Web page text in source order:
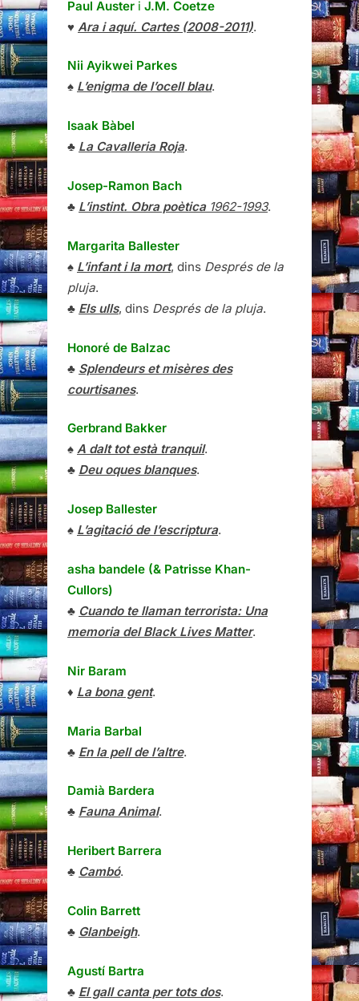
Paul Auster i J.M. Coetze
♥ Ara i aquí. Cartes (2008-2011).
Nii Ayikwei Parkes
♠ L’enigma de l’ocell blau.
Isaak Bàbel
♣ La Cavalleria Roja.
Josep-Ramon Bach
♣ L’instint. Obra poètica1962-1993.
Margarita Ballester
♠ L’infant i la mort, dins Després de la
pluja.
♣ Els ulls, dins Després de la pluja.
Honoré de Balzac
♣ Splendeurs et misères des
courtisanes.
Gerbrand Bakker
♠ A dalt tot està tranquil.
♣ Deu oques blanques.
Josep Ballester
♠ L’agitació de l’escriptura.
asha bandele (& Patrisse Khan-
Cullors)
♣ Cuando te llaman terrorista: Una
memoria del Black Lives Matter.
Nir Baram
♦ La bona gent.
Maria Barbal
♣ En la pell de l’altre.
Damià Bardera
♣ Fauna Animal.
Heribert Barrera
♣ Cambó.
Colin Barrett
♣ Glanbeigh.
Agustí Bartra
♣ El gall canta per tots dos.